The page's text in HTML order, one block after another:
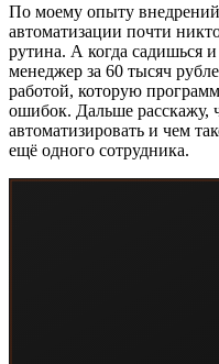
По моему опыту
автоматизации почти
рутина. А когда садишься
менеджер за 60 тысяч
работой, которую
ошибок. Дальше расскажу,
автоматизировать и чем
ещё одного сотрудника.